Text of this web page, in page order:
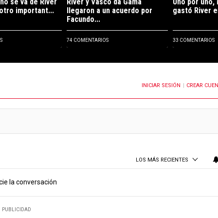
important...
llegaron a un acuerdo por
Facundo...
74 COMENTARIOS
gastó River
33 COMENTARIOS
CUANDO SE PUBLIQUEN NUEVOS COMENTARIOSINICIAR SESIÓN CREAR
LOS MÁS RECIENTES
la conversación
PUBLICIDAD